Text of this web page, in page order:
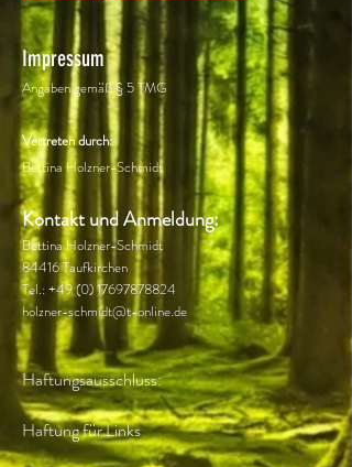
Impressum
Angaben gemäß § 5 TMG
Vertreten durch:
Bettina Holzner-Schmidt
Kontakt und Anmeldung:
Bettina Holzner-Schmidt
84416 Taufkirchen
Tel.:+49 (0) 17697878824
holzner-schmidt@t-online.de
Haftungsausschluss:
Haftung für Links